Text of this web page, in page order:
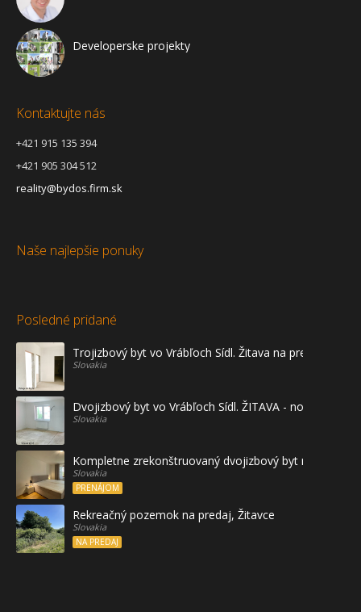
Developerske projekty
Kontaktujte nás
+421 915 135 394
+421 905 304 512
reality@bydos.firm.sk
Naše najlepšie ponuky
Posledné pridané
Trojizbový byt vo Vrábľoch Sídl. Žitava na predaj - prvé
Slovakia
Dvojizbový byt vo Vrábľoch Sídl. ŽITAVA - novostavba
Slovakia
Kompletne zrekonštruovaný dvojizbový byt na
Slovakia
PRENÁJOM
Rekreačný pozemok na predaj, Žitavce
Slovakia
NA PREDAJ